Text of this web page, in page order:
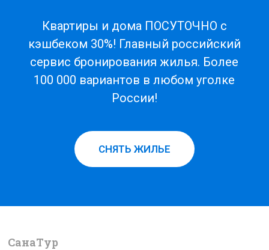
Квартиры и дома ПОСУТОЧНО с
кэшбеком 30%! Главный российский
сервис бронирования жилья. Более
100 000 вариантов в любом уголке
России!
СНЯТЬ ЖИЛЬЕ
СанаTур